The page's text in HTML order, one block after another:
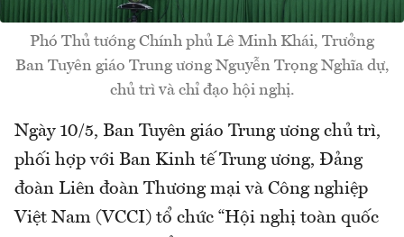
Phó Thủ tướng Chính phủ Lê Minh Khái, Trưởng
Ban Tuyên giáo Trung ương Nguyễn Trọng Nghĩa dự,
chủ trì và chỉ đạo hội nghị.
Ngày 10/5, Ban Tuyên giáo Trung ương chủ trì,
phối hợp với Ban Kinh tế Trung ương, Đảng
đoàn Liên đoàn Thương mại và Công nghiệp
Việt Nam (VCCI) tổ chức “Hội nghị toàn quốc